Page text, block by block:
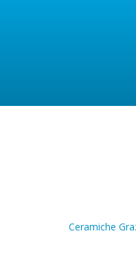
Ceramiche